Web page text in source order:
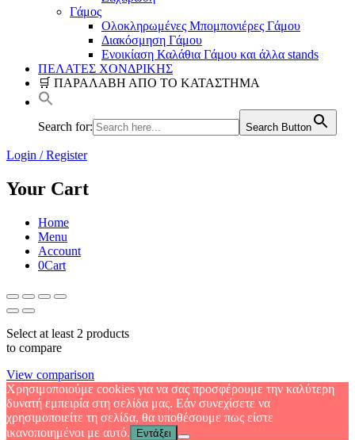
Γάμος
Ολοκληρωμένες Μπομπονιέρες Γάμου
Διακόσμηση Γάμου
Ενοικίαση Καλάθια Γάμου και άλλα stands
ΠΕΛΑΤΕΣ ΧΟΝΔΡΙΚΗΣ
🛒 ΠΑΡΑΛΑΒΗ ΑΠΟ ΤΟ ΚΑΤΑΣΤΗΜΑ
Search for: Search Button
Login / Register
Your Cart
Home
Menu
Account
0Cart
Select at least 2 products
to compare
View comparison
Χρησιμοποιούμε cookies για να σας προσφέρουμε την καλύτερη
δυνατή εμπειρία στη σελίδα μας. Εάν συνεχίσετε να
χρησιμοποιείτε τη σελίδα, θα υποθέσουμε πως είστε
ικανοποιημένοι με αυτό.
Εντάξει